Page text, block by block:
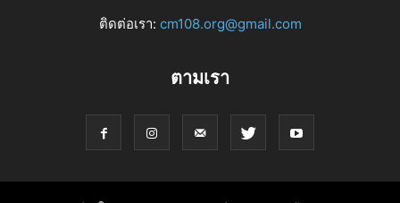
ติดต่อเรา: cm108.org@gmail.com
ตามเรา